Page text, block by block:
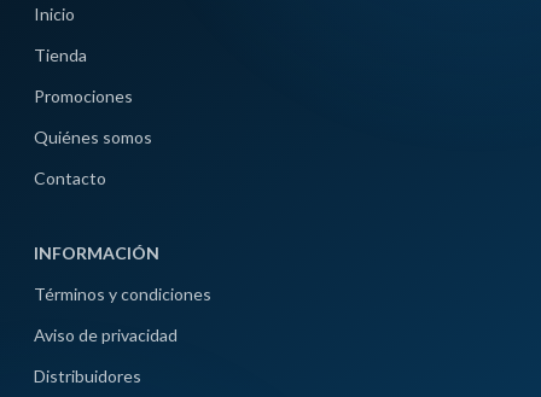
Inicio
Tienda
Promociones
Quiénes somos
Contacto
INFORMACIÓN
Términos y condiciones
Aviso de privacidad
Distribuidores